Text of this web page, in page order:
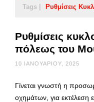
Tags | Ρυθμίσεις
Ρυθμίσεις
πόλεως του
10 ΙΑΝΟΥΑΡΊΟΥ, 2025
Γίνεται γνωστή η
οχημάτων, για εκτέλεση